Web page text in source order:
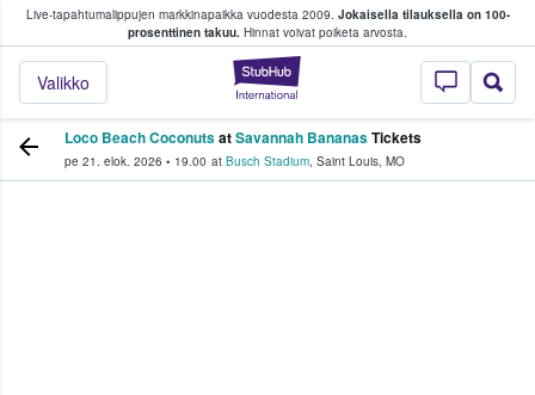
Live-tapahtumalippujen markkinapaikka vuodesta 2009. Jokaisella tilauksella on 100-
prosenttinen takuu. Hinnat voivat poiketa arvosta.
StubHub -
Valikko
fanit ostavat ja myyvät lippuja
Loco Beach CoconutsatSavannah BananasTickets
pe 21. elok. 2026 • 19.00 at Busch Stadium, Saint Louis, MO